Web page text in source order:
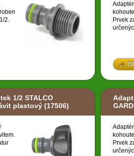
2.
Prvek
1/2 STALCO
plastový (17506)
Prvek